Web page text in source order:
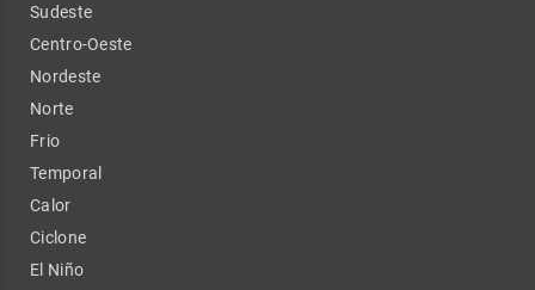
Sudeste
Centro-Oeste
Nordeste
Norte
Frio
Temporal
Calor
Ciclone
El Niño